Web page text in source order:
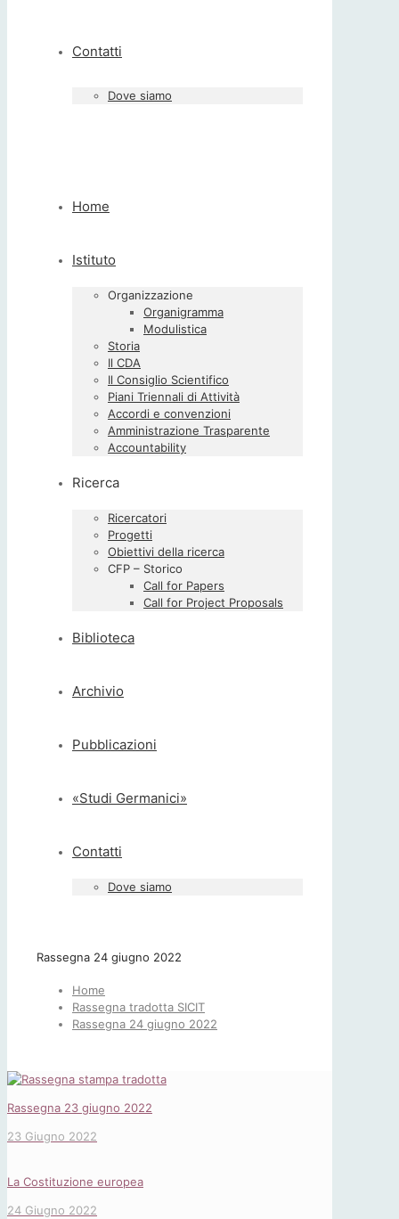
Contatti
Dove siamo
Home
Istituto
Organizzazione
Organigramma
Modulistica
Storia
Il CDA
Il Consiglio Scientifico
Piani Triennali di Attività
Accordi e convenzioni
Amministrazione Trasparente
Accountability
Ricerca
Ricercatori
Progetti
Obiettivi della ricerca
CFP – Storico
Call for Papers
Call for Project Proposals
Biblioteca
Archivio
Pubblicazioni
«Studi Germanici»
Contatti
Dove siamo
Rassegna 24 giugno 2022
Home
Rassegna tradotta SICIT
Rassegna 24 giugno 2022
Rassegna 23 giugno 2022
23 Giugno 2022
La Costituzione europea
24 Giugno 2022